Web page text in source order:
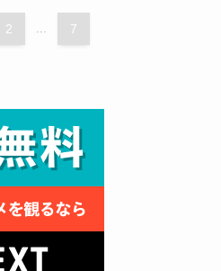
2 ... 7